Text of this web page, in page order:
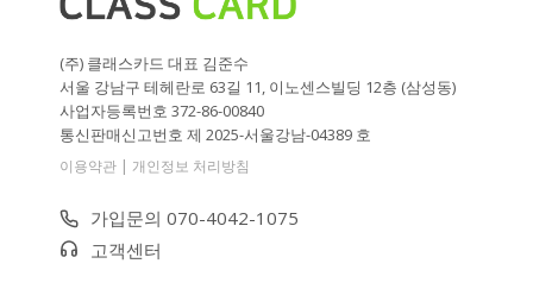
(주) 클래스카드 대표 김준수
서울 강남구 테헤란로 63길 11, 이노센스빌딩 12층 (삼성동)
사업자등록번호 372-86-00840
통신판매신고번호 제 2025-서울강남-04389 호
이용약관 | 개인정보 처리방침
가입문의 070-4042-1075
고객센터